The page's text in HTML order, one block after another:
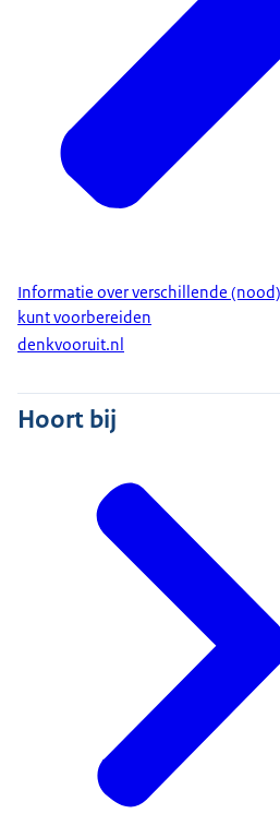
Informatie over verschillende
kunt voorbereiden
denkvooruit.nl
Hoort bij